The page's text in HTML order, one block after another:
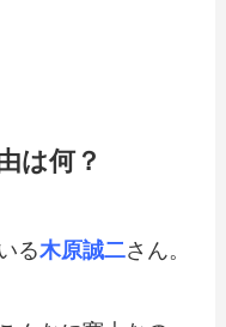
は何？
る木原誠二さん。